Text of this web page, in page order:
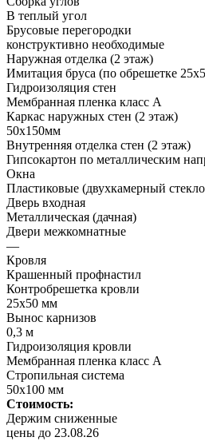
В теплый угол
Брусовые перегородки
конструктивно необходимые
Наружная отделка (2 этаж)
Имитация бруса (по обрешетке
Гидроизоляция стен
Мембранная пленка класс А
Каркас наружных стен (2 этаж)
50х150мм
Внутренняя отделка стен (2 этаж)
Гипсокартон по металлическим
Окна
Пластиковые (двухкамерный
Дверь входная
Металлическая (дачная)
Двери межкомнатные
—
Кровля
Крашенный профнастил
Контробрешетка кровли
25х50 мм
Вынос карнизов
0,3 м
Гидроизоляция кровли
Мембранная пленка класс А
Стропильная система
50х100 мм
Стоимость:
Держим сниженные
цены до 23.08.26